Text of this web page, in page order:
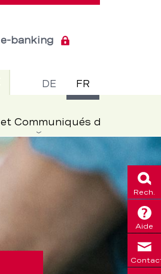
de
langue
DE FR
banking
Communiqués de presse
Rech.
Aide